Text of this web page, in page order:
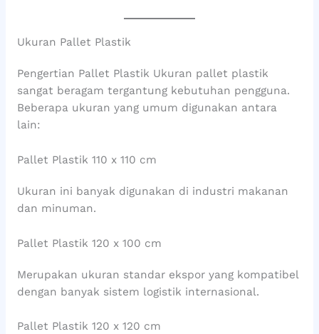
Ukuran Pallet Plastik
Pengertian Pallet Plastik Ukuran pallet plastik
sangat beragam tergantung kebutuhan pengguna.
Beberapa ukuran yang umum digunakan antara
lain:
Pallet Plastik 110 x 110 cm
Ukuran ini banyak digunakan di industri makanan
dan minuman.
Pallet Plastik 120 x 100 cm
Merupakan ukuran standar ekspor yang kompatibel
dengan banyak sistem logistik internasional.
Pallet Plastik 120 x 120 cm